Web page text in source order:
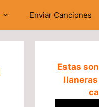
Enviar Canciones
Estas